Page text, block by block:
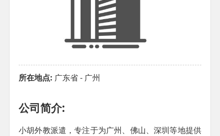
所在地点: 广东省 - 广州
公司简介:
小胡外教派遣，专注于为广州、佛山、深圳等地提供